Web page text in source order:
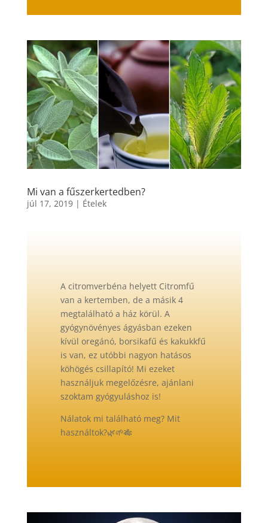
Mi van a fűszerkertedben?
júl 17, 2019| Ételek
A citromverbéna helyett Citromfű
van a kertemben, de a másik 4
megtalálható a ház körül. A
gyógynövényes ágyásban ezeken
kívül oregánó, borsikafű és kakukkfű
is van, ez utóbbi nagyon hatásos
köhögés csillapító! Mi ezeket
használjuk megelőzésre, ajánlani
szoktam gyógyuláshoz is!
Nálatok mi található meg? Mit
használtok?🌿🌱🎋